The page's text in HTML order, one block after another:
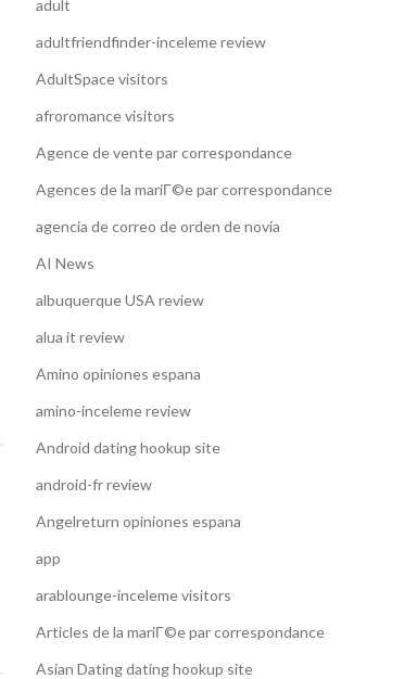
adult
adultfriendfinder-inceleme review
AdultSpace visitors
afroromance visitors
Agence de vente par correspondance
Agences de la mariГ©e par correspondance
agencia de correo de orden de novia
AI News
albuquerque USA review
alua it review
Amino opiniones espana
amino-inceleme review
Android dating hookup site
android-fr review
Angelreturn opiniones espana
app
arablounge-inceleme visitors
Articles de la mariГ©e par correspondance
Asian Dating dating hookup site